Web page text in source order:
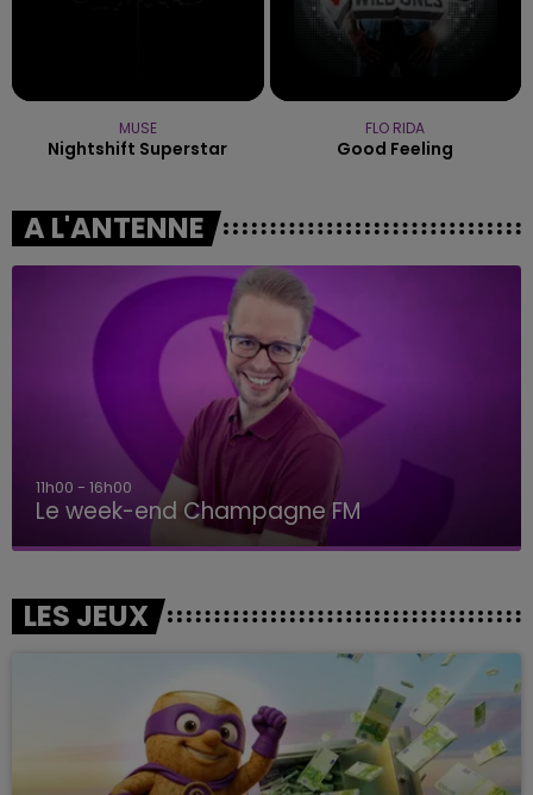
MUSE
Nightshift Superstar
FLO RIDA
Good Feeling
A L'ANTENNE
11h00 - 16h00
Le week-end Champagne FM
LES JEUX